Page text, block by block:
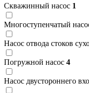
Скважинный насос 1
Многоступенчатый
Насос отвода стоков
Погружной насос 4
Насос двустороннего